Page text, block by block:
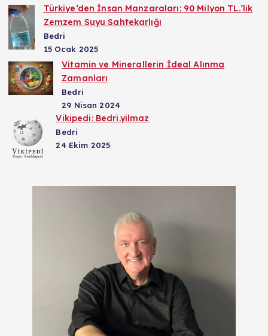
Türkiye’den İnsan Manzaraları: 90 Milyon TL.’lik
Zemzem Suyu Sahtekarlığı
Bedri
15 Ocak 2025
Vitamin ve Minerallerin İdeal Alınma
Zamanları
Bedri
29 Nisan 2024
Vikipedi: Bedri.yilmaz
Bedri
24 Ekim 2025